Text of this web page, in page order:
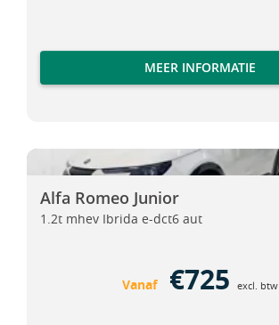
MEER INFORMATIE
Alfa Romeo Junior
Alfa Romeo Junior
Alfa Romeo Junior
1.2t mhev Ibrida e-dct6 aut
Vanaf €725 excl. btw